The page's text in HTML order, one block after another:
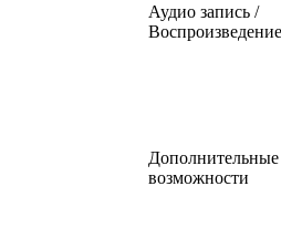
Аудио запись /
Воспроизведение
Дополнительные
возможности